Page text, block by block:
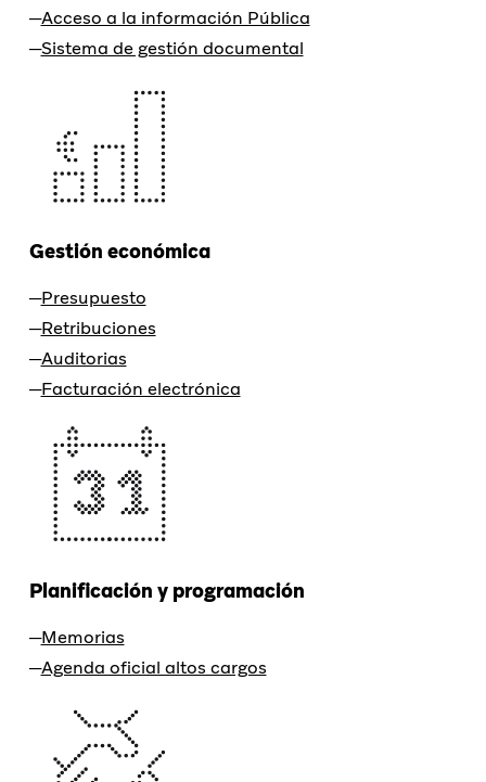
Acceso a la información Pública
Sistema de gestión documental
Gestión económica
Presupuesto
Retribuciones
Auditorias
Facturación electrónica
Planificación y programación
Memorias
Agenda oficial altos cargos